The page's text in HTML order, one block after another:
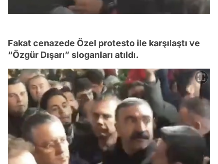
Fakat cenazede Özel protesto ile karşılaştı ve
“Özgür Dışarı” sloganları atıldı.